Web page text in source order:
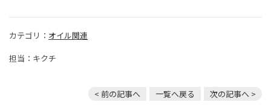
カテゴリ： オイル関連
担当：キクチ
< 前の記事へ 一覧へ戻る 次の記事へ >